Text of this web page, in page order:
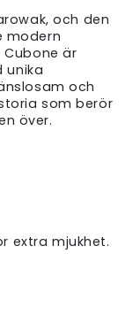
och den
modern
är
unika
och
som berör
över.
extra mjukhet.